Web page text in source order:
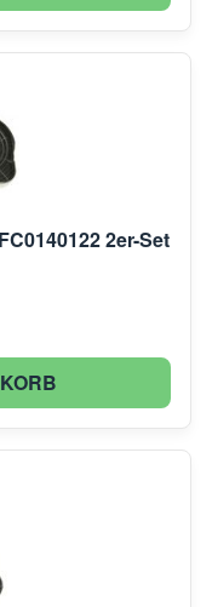
2er-Set